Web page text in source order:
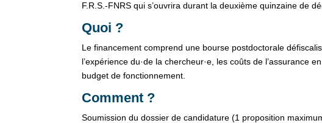
F.R.S.-FNRS qui s’ouvrira durant la deuxième quinzaine de
Quoi ?
Le financement comprend une bourse postdoctorale
l’expérience du·de la chercheur·e, les coûts de l’assurance
budget de fonctionnement.
Comment ?
Soumission du dossier de candidature (1 proposition